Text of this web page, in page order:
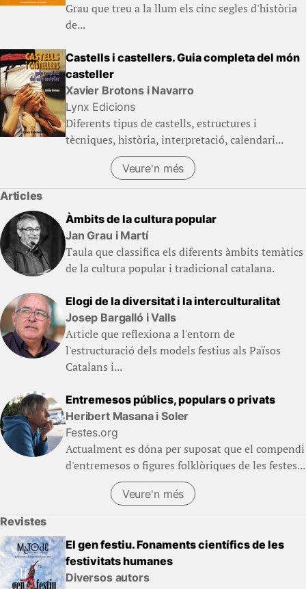
Grau que treu a la llum els cinc segles d'història
de...
Castells i castellers. Guia completa del món
casteller
Xavier Brotons i Navarro
Lynx Edicions
Diferents tipus de castells, estructures i
tècniques, història, interpretació, calendari...
Veure'n més
Articles
Àmbits de la cultura popular
Jan Grau i Martí
Taula que classifica els diferents àmbits temàtics
de la cultura popular i tradicional catalana.
Elogi de la diversitat i la interculturalitat
Josep Bargalló i Valls
Article que reflexiona a l'entorn de
l'estructuració dels models festius als Països
Catalans i...
Entremesos públics, populars o privats
Heribert Masana i Soler
Festes.org
Actualment es dóna per suposat que el compendi
d'entremesos o figures folklòriques de les festes...
Veure'n més
Revistes
El gen festiu. Fonaments científics de les
festivitats humanes
Diversos autors